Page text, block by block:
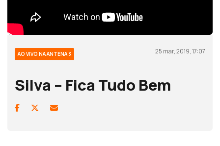
AO VIVO NA ANTENA 3 25 mar, 2019, 17:07
Silva – Fica Tudo Bem